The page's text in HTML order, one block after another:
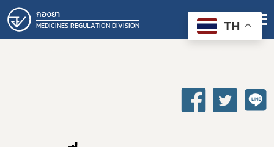
กองยา
MEDICINES REGULATION DIVISION TH